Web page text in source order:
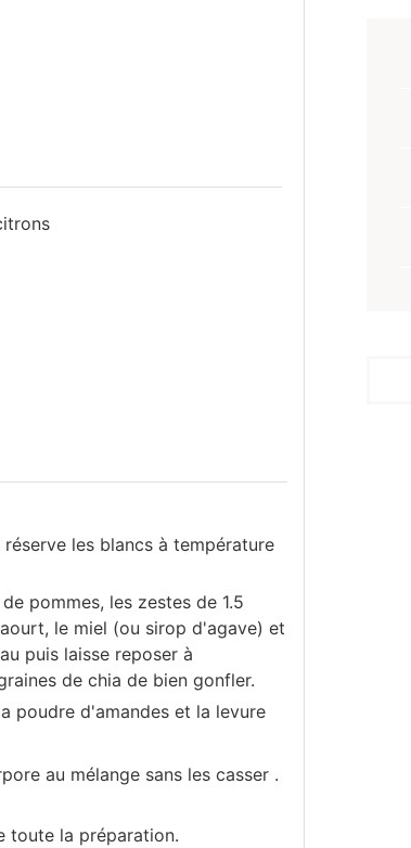
les blancs à température
pommes, les zestes de 1.5
le miel (ou sirop d'agave) et
puis laisse reposer à
de chia de bien gonfler.
poudre d'amandes et la levure
au mélange sans les casser .
toute la préparation.